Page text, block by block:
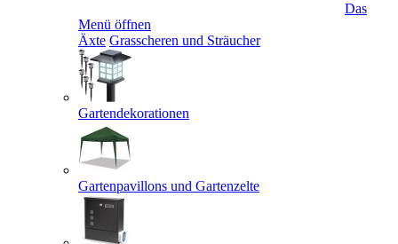
Das
Menü öffnen
Äxte Grasscheren und Sträucher
Gartendekorationen
Gartenpavillons und Gartenzelte